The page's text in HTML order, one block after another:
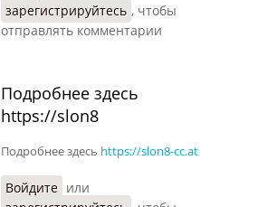
зарегистрируйтесь , чтобы
отправлять комментарии
Подробнее здесь
https://slon8
Подробнее здесь https://slon8-cc.at
Войдите или